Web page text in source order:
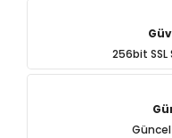
256bit